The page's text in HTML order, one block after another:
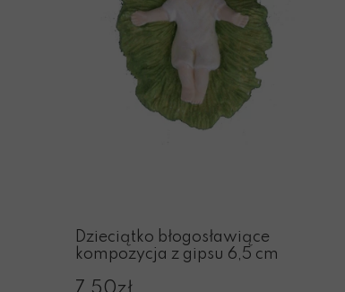
Dzieciątko błogosławiące
kompozycja z gipsu 6,5 cm